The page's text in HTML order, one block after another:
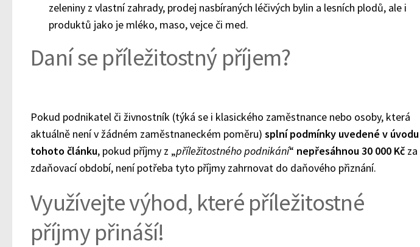
zeleniny z vlastní zahrady, prodej nasbíraných léčivých bylin a lesních plodů, ale i
produktů jako je mléko, maso, vejce či med.
Daní se příležitostný příjem?
Pokud podnikatel či živnostník (týká se i klasického zaměstnance nebo osoby, která
aktuálně není v žádném zaměstnaneckém poměru) splní podmínky uvedené v úvodu
tohoto článku, pokud příjmy z „příležitostného podnikání“ nepřesáhnou 30 000 Kč za
zdaňovací období, není potřeba tyto příjmy zahrnovat do daňového přiznání.
Využívejte výhod, které příležitostné
příjmy přináší!